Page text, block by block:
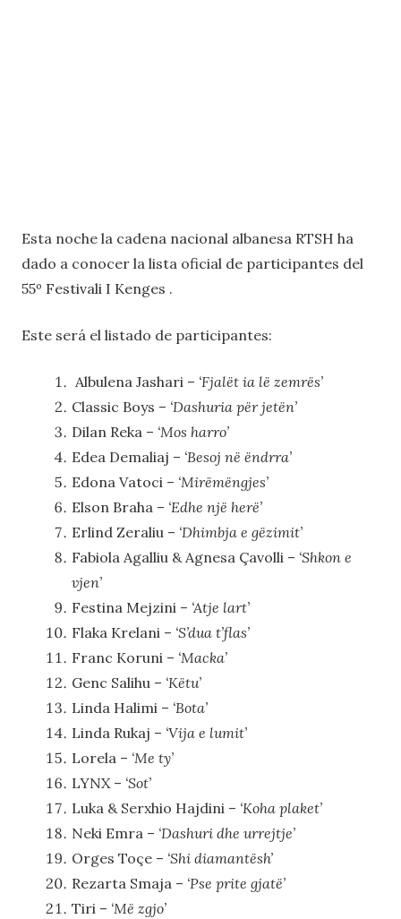
Esta noche la cadena nacional albanesa RTSH ha
dado a conocer la lista oficial de participantes del
55º Festivali I Kenges .
Este será el listado de participantes:
Albulena Jashari – ‘Fjalët ia lë zemrës’
Classic Boys – ‘Dashuria për jetën’
Dilan Reka – ‘Mos harro’
Edea Demaliaj – ‘Besoj në ëndrra’
Edona Vatoci – ‘Mirëmëngjes’
Elson Braha – ‘Edhe një herë’
Erlind Zeraliu – ‘Dhimbja e gëzimit’
Fabiola Agalliu & Agnesa Çavolli – ‘Shkon e
vjen’
Festina Mejzini – ‘Atje lart’
Flaka Krelani – ‘S’dua t’flas’
Franc Koruni – ‘Macka’
Genc Salihu – ‘Këtu’
Linda Halimi – ‘Bota’
Linda Rukaj – ‘Vija e lumit’
Lorela – ‘Me ty’
LYNX – ‘Sot’
Luka & Serxhio Hajdini – ‘Koha plaket’
Neki Emra – ‘Dashuri dhe urrejtje’
Orges Toçe – ‘Shi diamantësh’
Rezarta Smaja – ‘Pse prite gjatë’
Tiri – ‘Më zgjo’